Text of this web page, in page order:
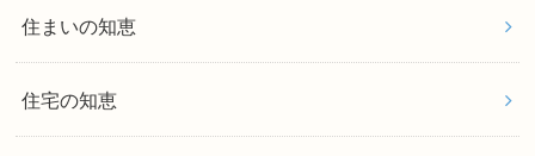
住まいの知恵
住宅の知恵